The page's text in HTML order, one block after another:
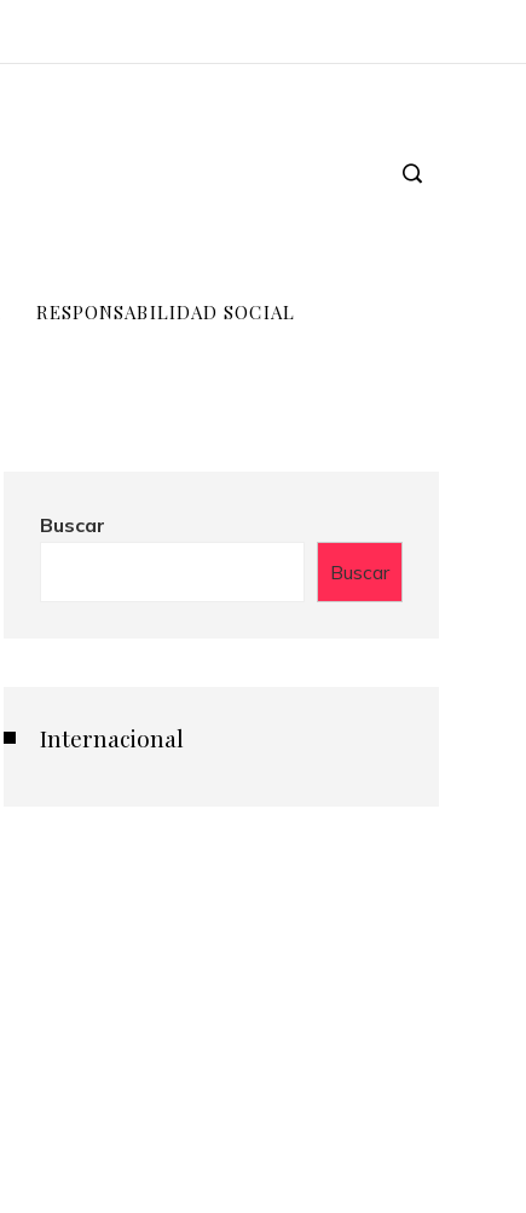
RESPONSABILIDAD SOCIAL
Buscar
Buscar
Internacional